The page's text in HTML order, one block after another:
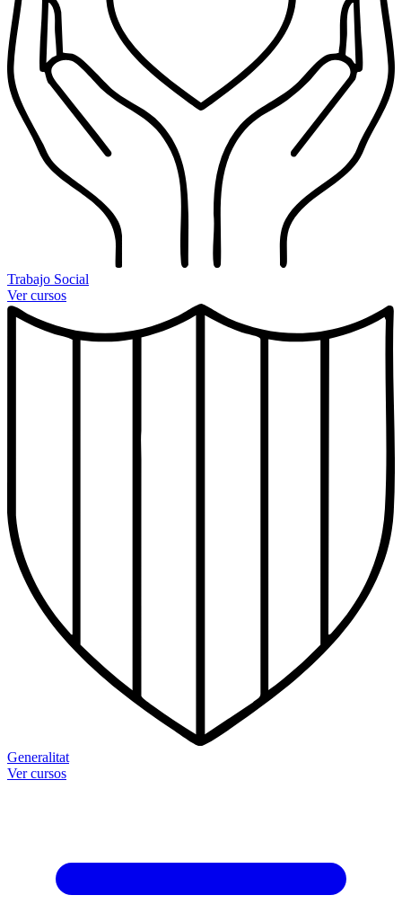
Trabajo Social
Ver cursos
Generalitat
Ver cursos